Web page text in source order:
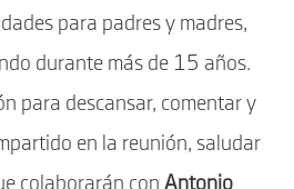
para padres y madres,
durante más de 15 años.
para descansar, comentar y
en la reunión, saludar
colaborarán conAntonio